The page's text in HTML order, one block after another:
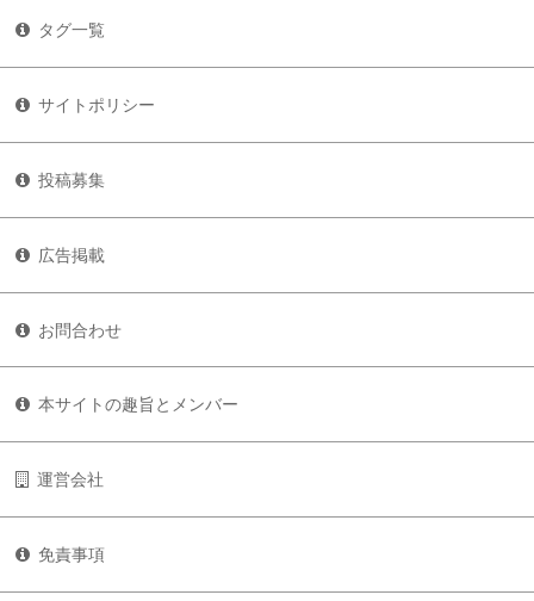
タグ一覧
サイトポリシー
投稿募集
広告掲載
お問合わせ
本サイトの趣旨とメンバー
運営会社
免責事項